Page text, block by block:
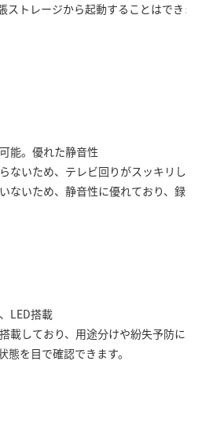
ストレージから起動することはできま
能。優れた静音性
ないため、テレビ回りがスッキリし
ないため、静音性に優れており、録
LED搭載
載しており、用途分けや紛失予防に
態を目で確認できます。